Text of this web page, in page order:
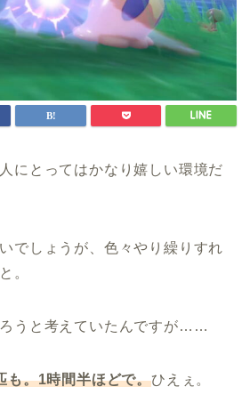
にとってはかなり嬉しい環境だ
でしょうが、色々やり繰りすれ
。
うと考えていたんですが……
も。1時間半ほどで。ひえぇ。